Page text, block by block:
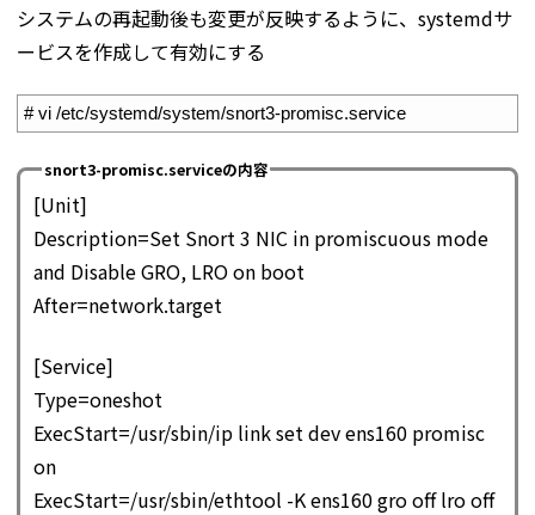
システムの再起動後も変更が反映するように、systemdサ
ービスを作成して有効にする
# vi /etc/systemd/system/snort3-promisc.service
snort3-promisc.serviceの内容
[Unit]
Description=Set Snort 3 NIC in promiscuous mode
and Disable GRO, LRO on boot
After=network.target
[Service]
Type=oneshot
ExecStart=/usr/sbin/ip link set dev ens160 promisc
on
ExecStart=/usr/sbin/ethtool -K ens160 gro off lro off